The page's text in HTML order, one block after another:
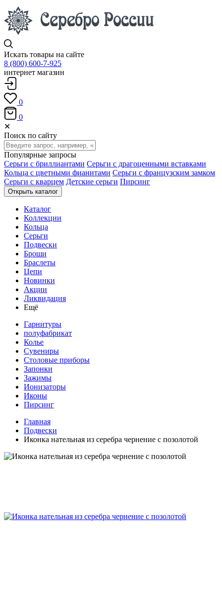
Искать товары на сайте
8 (800) 600-7-925
интернет магазин
0
0
✕
Поиск по сайту
Популярные запросы
Серьги с бриллиантами Серьги с драгоценными вставками
Кольца с цветными фианитами Серьги с французским замком
Серьги с кварцем Детские серьги Пирсинг
Открыть каталог
Каталог
Коллекции
Кольца
Серьги
Подвески
Броши
Браслеты
Цепи
Новинки
Акции
Ликвидация
Ещё
Гарнитуры
полуфабрикат
Колье
Сувениры
Столовые приборы
Запонки
Зажимы
Ионизаторы
Иконы
Пирсинг
Главная
Подвески
Иконка нательная из серебра чернение с позолотой